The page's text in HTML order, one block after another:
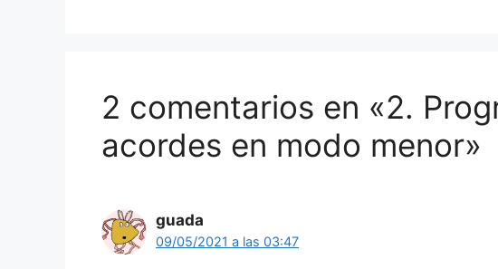
2 comentarios en «2.
acordes en modo menor»
guada
09/05/2021 a las 03:47